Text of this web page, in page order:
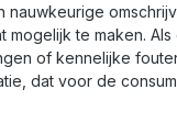
nauwkeurige
mogelijk te maken.
of kennelijke
dat voor de